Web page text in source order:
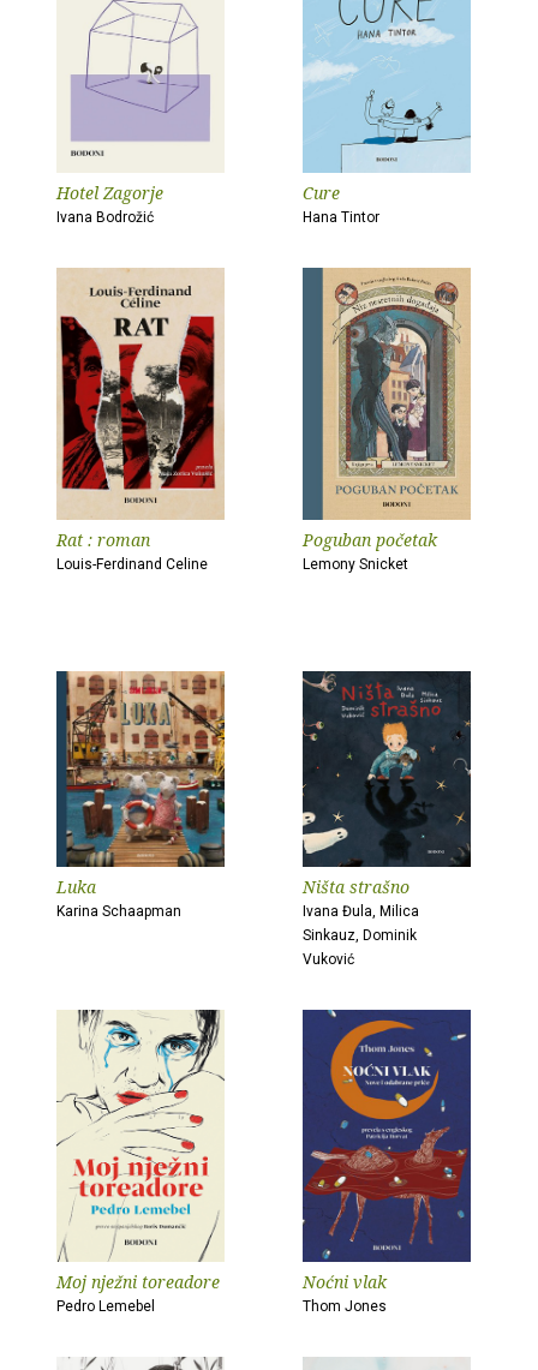
Hotel Zagorje
Ivana Bodrožić
Cure
Hana Tintor
Rat : roman
Louis-Ferdinand Celine
Poguban početak
Lemony Snicket
Luka
Karina Schaapman
Ništa strašno
Ivana Đula, Milica
Sinkauz, Dominik
Vuković
Moj nježni toreadore
Pedro Lemebel
Noćni vlak
Thom Jones